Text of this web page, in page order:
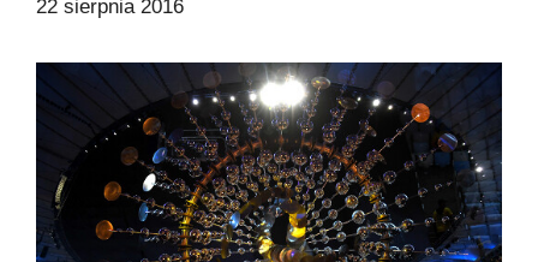
22 sierpnia 2016